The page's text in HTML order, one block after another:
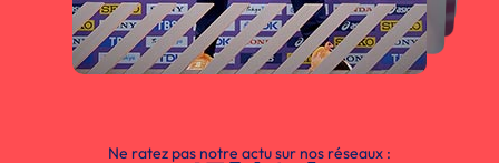
Ne ratez pas notre actu sur nos réseaux :